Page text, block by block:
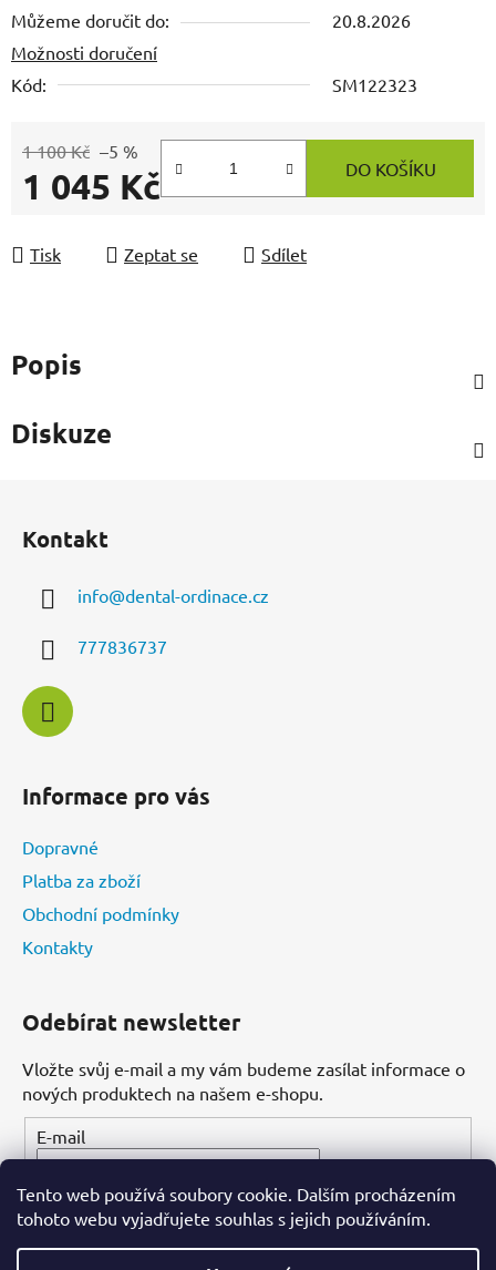
Tento web používá soubory cookie. Dalším procházením
tohoto webu vyjadřujete souhlas s jejich používáním.
Můžeme doručit do:
20.8.2026
Možnosti doručení
Kód:
SM122323
1 100 Kč –5 %
1 045 Kč DO KOŠÍKU
Tisk Zeptat se Sdílet
Popis
Diskuze
Kontakt
info@dental-ordinace.cz
777836737
Informace pro vás
Dopravné
Platba za zboží
Obchodní podmínky
Kontakty
Odebírat newsletter
Vložte svůj e-mail a my vám budeme zasílat informace o
nových produktech na našem e-shopu.
E-mail
PŘIHLÁSIT SE